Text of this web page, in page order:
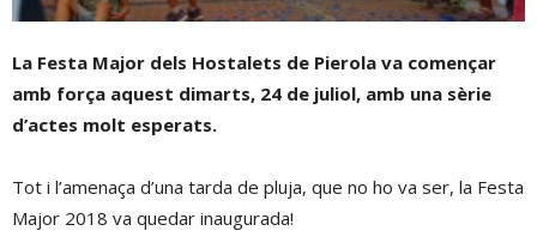
La Festa Major dels Hostalets de Pierola va començar
amb força aquest dimarts, 24 de juliol, amb una sèrie
d’actes molt esperats.
Tot i l’amenaça d’una tarda de pluja, que no ho va ser, la Festa
Major 2018 va quedar inaugurada!